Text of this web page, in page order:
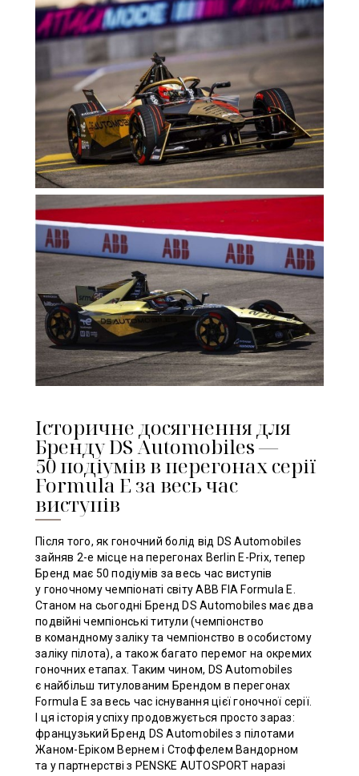
Історичне досягнення для
Бренду DS Automobiles —
50 подіумів в перегонах серії
Formula E за весь час
виступів
Після того, як гоночний болід від DS Automobiles
зайняв 2-е місце на перегонах Berlin E-Prix, тепер
Бренд має 50 подіумів за весь час виступів
у гоночному чемпіонаті світу ABB FIA Formula E.
Станом на сьогодні Бренд DS Automobiles має два
подвійні чемпіонські титули (чемпіонство
в командному заліку та чемпіонство в особистому
заліку пілота), а також багато перемог на окремих
гоночних етапах. Таким чином, DS Automobiles
є найбільш титулованим Брендом в перегонах
Formula E за весь час існування цієї гоночної серії.
І ця історія успіху продовжується просто зараз:
французький Бренд DS Automobiles з пілотами
Жаном-Еріком Вернем і Стоффелем Вандорном
та у партнерстві з PENSKE AUTOSPORT наразі